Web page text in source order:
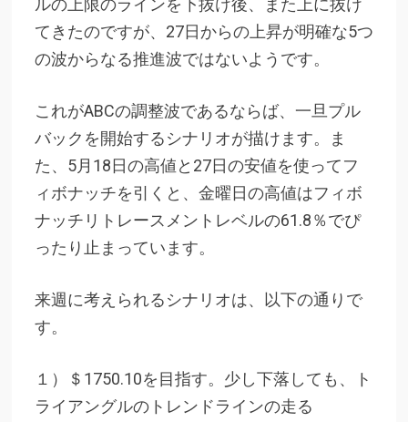
てきたのですが、27日からの上昇が明確な5つ
の波からなる推進波ではないようです。
これがABCの調整波であるならば、一旦プル
バックを開始するシナリオが描けます。ま
た、5月18日の高値と27日の安値を使ってフ
ィボナッチを引くと、金曜日の高値はフィボ
ナッチリトレースメントレベルの61.8％でぴ
ったり止まっています。
来週に考えられるシナリオは、以下の通りで
す。
１）＄1750.10を目指す。少し下落しても、ト
ライアングルのトレンドラインの走る